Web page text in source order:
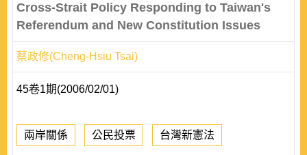
Cross-Strait Policy Responding to Taiwan's
Referendum and New Constitution Issues
蔡政修(Cheng-Hsiu Tsai)
45卷1期(2006/02/01)
兩岸關係 公民投票 台灣新憲法